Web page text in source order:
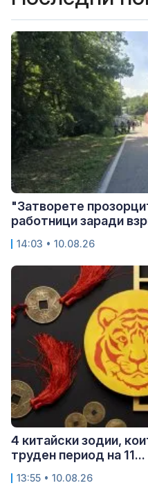
"Затворете
работници заради
14:03 • 10.08.26
4 китайски зодии,
труден период на 11...
13:55 • 10.08.26